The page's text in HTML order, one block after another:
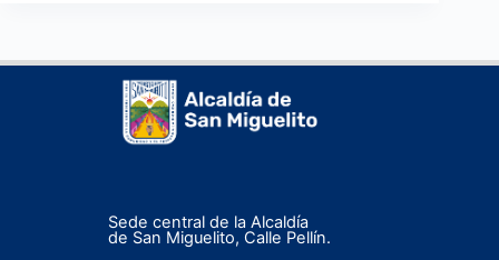
Sede central de la Alcaldía
de San Miguelito, Calle Pellín.